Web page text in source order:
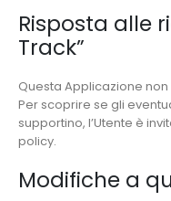
Risposta alle
Track”
Questa Applicazione non
Per scoprire se gli
supportino, l’Utente è
policy.
Modifiche a